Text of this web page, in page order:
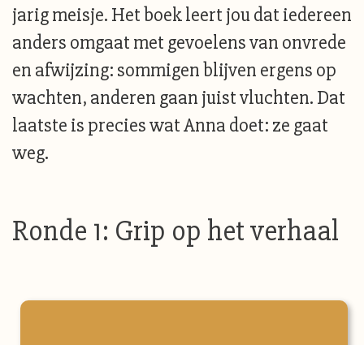
jarig meisje. Het boek leert jou dat iedereen
anders omgaat met gevoelens van onvrede
en afwijzing: sommigen blijven ergens op
wachten, anderen gaan juist vluchten. Dat
laatste is precies wat Anna doet: ze gaat
weg.
Ronde 1: Grip op het verhaal